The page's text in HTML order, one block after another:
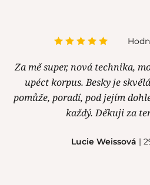
Za mě super, nová technika,
upéct korpus. Besky je
pomůže, poradí, pod jejím
každý. Děkuji za
Lucie Weissová |